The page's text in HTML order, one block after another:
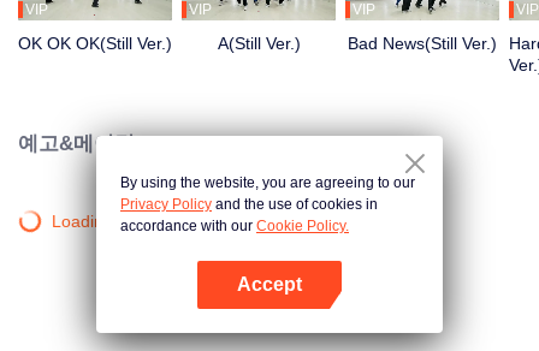
VIP
OK OK OK(Still Ver.)
VIP
A(Still Ver.)
VIP
Bad News(Still Ver.)
VIP
예고&메이킹
Loading…
By using the website, you are agreeing to our
Privacy Policy and the use of cookies in
accordance with our Cookie Policy.
Accept